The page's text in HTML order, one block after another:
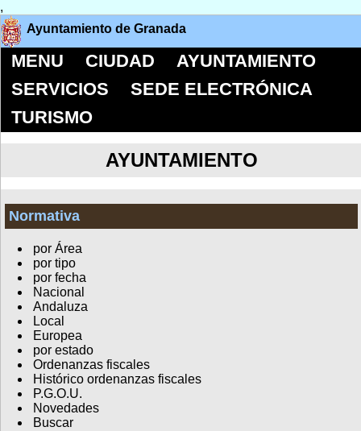
,
Ayuntamiento de Granada
MENU CIUDAD
AYUNTAMIENTO
SERVICIOS
SEDE ELECTRÓNICA
TURISMO
AYUNTAMIENTO
Normativa
por Área
por tipo
por fecha
Nacional
Andaluza
Local
Europea
por estado
Ordenanzas fiscales
Histórico ordenanzas fiscales
P.G.O.U.
Novedades
Buscar